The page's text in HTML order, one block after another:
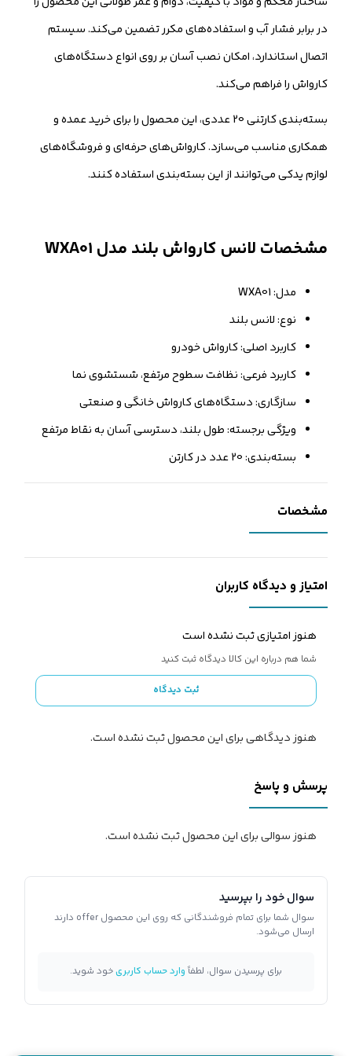
در برابر فشار آب و استفاده‌های مکرر تضمین می‌کند. سیستم
اتصال استاندارد، امکان نصب آسان بر روی انواع دستگاه‌های
کارواش را فراهم می‌کند.
بسته‌بندی کارتنی 20 عددی، این محصول را برای خرید عمده و
همکاری مناسب می‌سازد. کارواش‌های حرفه‌ای و فروشگاه‌های
لوازم یدکی می‌توانند از این بسته‌بندی استفاده کنند.
مشخصات لانس کارواش بلند مدل WXA01
مدل: WXA01
نوع: لانس بلند
کاربرد اصلی: کارواش خودرو
کاربرد فرعی: نظافت سطوح مرتفع، شستشوی نما
سازگاری: دستگاه‌های کارواش خانگی و صنعتی
ویژگی برجسته: طول بلند، دسترسی آسان به نقاط مرتفع
بسته‌بندی: 20 عدد در کارتن
مشخصات
امتیاز و دیدگاه کاربران
هنوز امتیازی ثبت نشده است
شما هم درباره این کالا دیدگاه ثبت کنید
ثبت دیدگاه
هنوز دیدگاهی برای این محصول ثبت نشده است.
پرسش و پاسخ
هنوز سوالی برای این محصول ثبت نشده است.
سوال خود را بپرسید
سوال شما برای تمام فروشندگانی که روی این محصول offer دارند
ارسال می‌شود.
برای پرسیدن سوال، لطفاًوارد حساب کاربریخود شوید.